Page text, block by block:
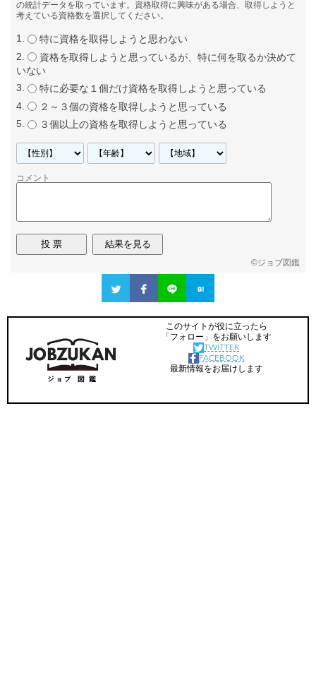
の統計データを取っています。資格取得に興味がある場合、取得しようと
考えている資格数を選択してください。
特に資格を取得しようと思わない
資格を取得しようと思っているが、特に何を取るか決めて
いない
特に必要な１個だけ資格を取得しようと思っている
２～３個の資格を取得しようと思っている
３個以上の資格を取得しようと思っている
コメント
©ジョブ図鑑
このサイトが役に立ったら
「フォロー」をお願いします
TWITTER
FACEBOOK
最新情報をお届けします